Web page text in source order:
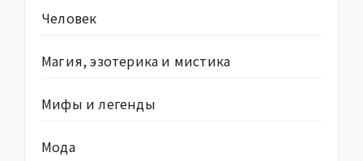
Человек
Магия, эзотерика и мистика
Мифы и легенды
Мода